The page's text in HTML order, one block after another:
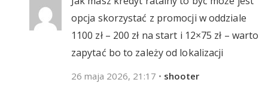
opcja skorzystać z promocji w oddziale
1100 zł – 200 zł na start i 12×75 zł – warto
zapytać bo to zależy od lokalizacji
26 maja 2026, 21:17 • shooter